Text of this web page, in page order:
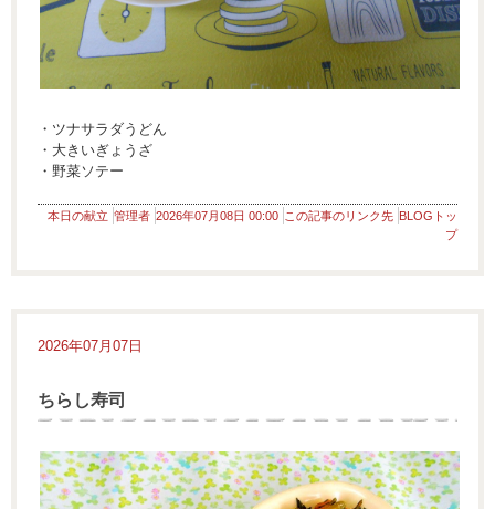
・ツナサラダうどん
・大きいぎょうざ
・野菜ソテー
本日の献立 管理者 2026年07月08日 00:00 この記事のリンク先 BLOGトッ
プ
2026年07月07日
ちらし寿司